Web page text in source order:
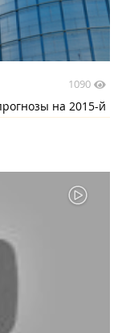
1090
на 2015-й